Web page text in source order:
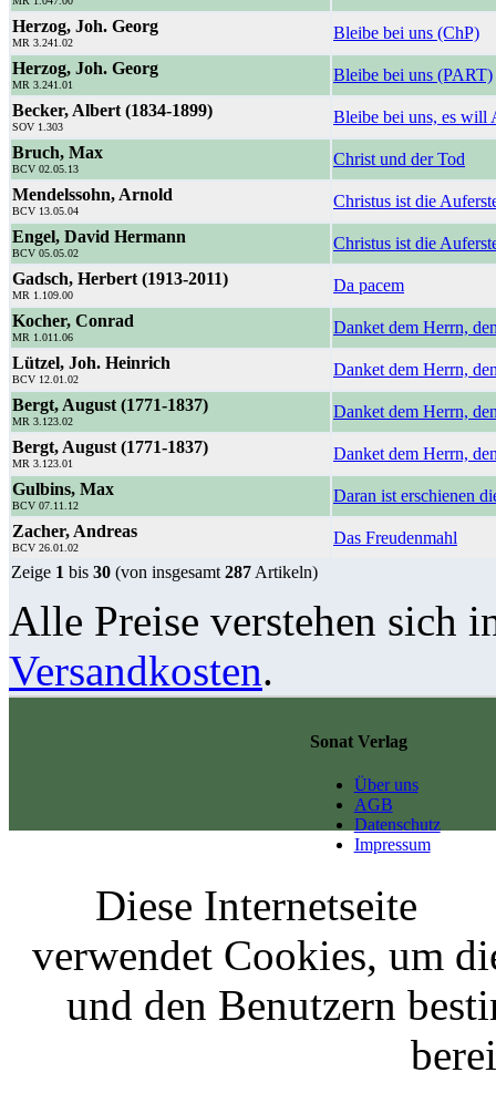
Herzog, Joh. Georg
MR 3.241.02
Bleibe bei uns (ChP)
Herzog, Joh. Georg
MR 3.241.01
Bleibe bei uns (PART)
Becker, Albert (1834-1899)
SOV 1.303
Bleibe bei uns, es will
Bruch, Max
BCV 02.05.13
Christ und der Tod
Mendelssohn, Arnold
BCV 13.05.04
Christus ist die
Engel, David Hermann
BCV 05.05.02
Christus ist die
Gadsch, Herbert (1913-2011)
MR 1.109.00
Da pacem
Kocher, Conrad
MR 1.011.06
Danket dem Herrn,
Lützel, Joh. Heinrich
BCV 12.01.02
Danket dem Herrn,
Bergt, August (1771-1837)
MR 3.123.02
Danket dem Herrn,
Bergt, August (1771-1837)
MR 3.123.01
Danket dem Herrn,
Gulbins, Max
BCV 07.11.12
Daran ist erschienen
Zacher, Andreas
BCV 26.01.02
Das Freudenmahl
Zeige 1 bis 30 (von insgesamt 287 Artikeln)
Alle Preise verstehen sich
Versandkosten.
Sonat Verlag
Über uns
AGB
Datenschutz
Impressum
Diese Internetseite
verwendet Cookies, um
und den Benutzern